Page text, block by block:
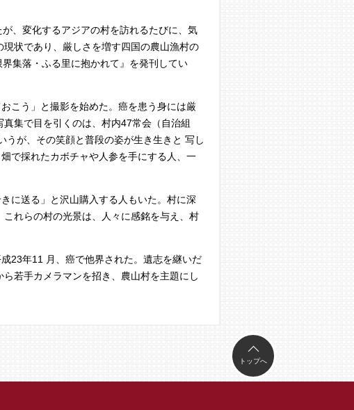
、変化するアジアの村を訪れるたびに、気
状であり、厳しさを増す四国の農山漁村の
集落・ふる里に抱かれて』を発刊してい
こう」と撮影を始めた。癌を患う身には厳
集で目を引くのは、村内47常会（自治組
が、その笑顔と普段の姿が生き生きと 写し
で採れたカボチャや人参を手にする人、一
に送る」と沢山購入する人もいた。村に深
れらの村の光景は、人々に感銘を与え、村
23年11 月、癌で他界された。遺志を継いだ
若手カメラマンを招き、農山村を主題にし
トップへ